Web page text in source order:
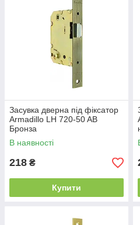
Засувка дверна під фіксатор
Armadillo LH 720-50 AB
Бронза
В наявності
218 ₴
Купити